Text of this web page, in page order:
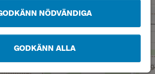
NÖDVÄNDIGA
GODKÄNN ALLA